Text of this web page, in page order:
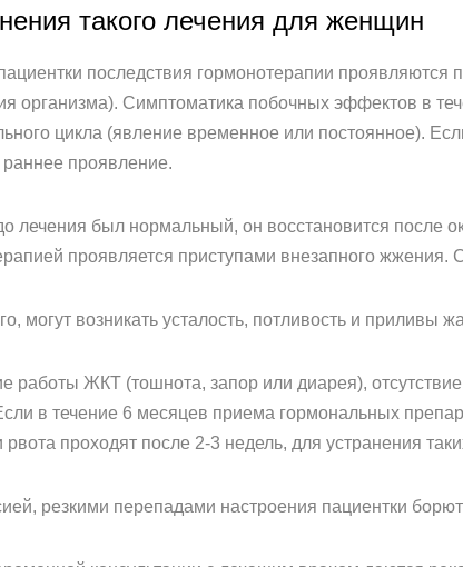
такого лечения для женщин
последствия гормонотерапии
организма). Симптоматика побочных эффектов в
цикла (явление временное или постоянное).
проявление.
лечения был нормальный, он восстановится после
проявляется приступами внезапного
могут возникать усталость, потливость и
работы ЖКТ (тошнота, запор или диарея),
в течение 6 месяцев приема гормональных
проходят после 2-3 недель, для устранения
резкими перепадами настроения пациентки